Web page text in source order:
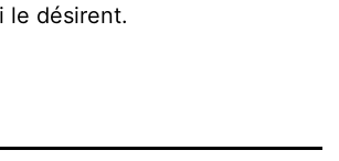
le désirent.